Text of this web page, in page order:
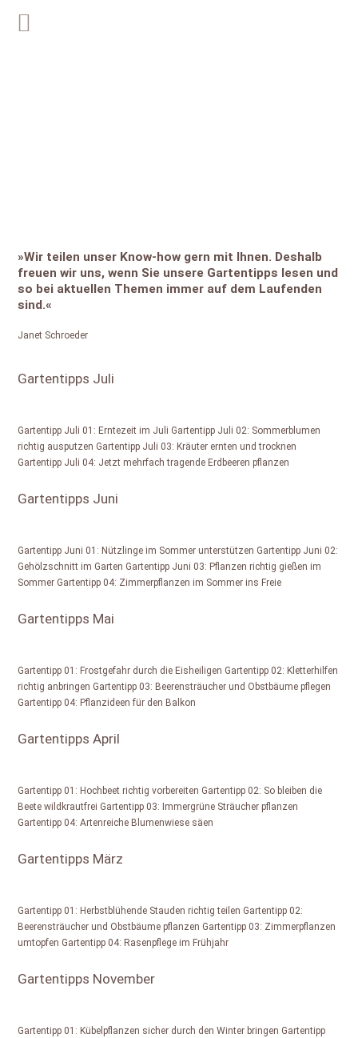
»Wir teil­en unser Know-how gern mit Ihnen. Des­halb
freu­en wir uns, wenn Sie un­sere Gartentipps lesen und
so bei aktuellen Themen immer auf dem Laufenden
sind.«
Janet Schroeder
Gartentipps Juli
Gartentipp Juli 01: Erntezeit im Juli Gartentipp Juli 02: Sommerblumen
richtig ausputzen Gartentipp Juli 03: Kräuter ernten und trocknen
Gartentipp Juli 04: Jetzt mehrfach tragende Erdbeeren pflanzen
Gartentipps Juni
Gartentipp Juni 01: Nützlinge im Sommer unterstützen Gartentipp Juni 02:
Gehölzschnitt im Garten Gartentipp Juni 03: Pflanzen richtig gießen im
Sommer Gartentipp 04: Zimmerpflanzen im Sommer ins Freie
Gartentipps Mai
Gartentipp 01: Frostgefahr durch die Eisheiligen Gartentipp 02: Kletterhilfen
richtig anbringen Gartentipp 03: Beerensträucher und Obstbäume pflegen
Gartentipp 04: Pflanzideen für den Balkon
Gartentipps April
Gartentipp 01: Hochbeet richtig vorbereiten Gartentipp 02: So bleiben die
Beete wildkrautfrei Gartentipp 03: Immergrüne Sträucher pflanzen
Gartentipp 04: Artenreiche Blumenwiese säen
Gartentipps März
Gartentipp 01: Herbstblühende Stauden richtig teilen Gartentipp 02:
Beerensträucher und Obstbäume pflanzen Gartentipp 03: Zimmerpflanzen
umtopfen Gartentipp 04: Rasenpflege im Frühjahr
Gartentipps November
Gartentipp 01: Kübelpflanzen sicher durch den Winter bringen Gartentipp